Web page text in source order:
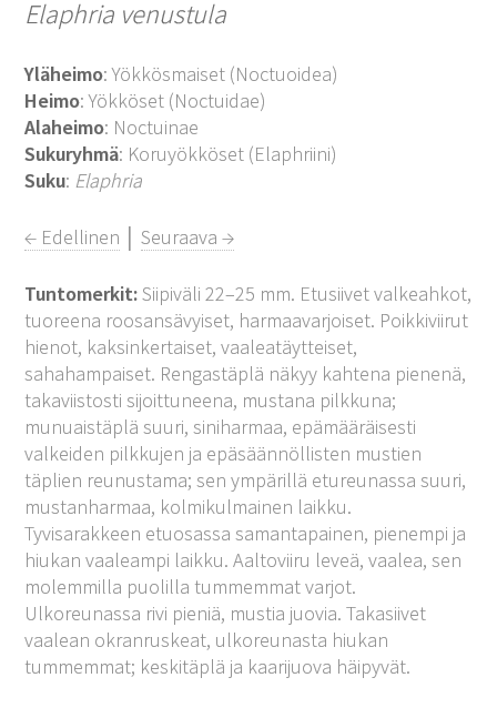
Elaphria venustula
Yläheimo: Yökkösmaiset (Noctuoidea)
Heimo: Yökköset (Noctuidae)
Alaheimo: Noctuinae
Sukuryhmä: Koruyökköset (Elaphriini)
Suku: Elaphria
← Edellinen │Seuraava →
Tuntomerkit:Siipiväli 22–25 mm. Etusiivet valkeahkot,
tuoreena roosansävyiset, harmaavarjoiset. Poikkiviirut
hienot, kaksinkertaiset, vaaleatäytteiset,
sahahampaiset. Rengastäplä näkyy kahtena pienenä,
takaviistosti sijoittuneena, mustana pilkkuna;
munuaistäplä suuri, siniharmaa, epämääräisesti
valkeiden pilkkujen ja epäsäännöllisten mustien
täplien reunustama; sen ympärillä etureunassa suuri,
mustanharmaa, kolmikulmainen laikku.
Tyvisarakkeen etuosassa samantapainen, pienempi ja
hiukan vaaleampi laikku. Aaltoviiru leveä, vaalea, sen
molemmilla puolilla tummemmat varjot.
Ulkoreunassa rivi pieniä, mustia juovia. Takasiivet
vaalean okranruskeat, ulkoreunasta hiukan
tummemmat; keskitäplä ja kaarijuova häipyvät.